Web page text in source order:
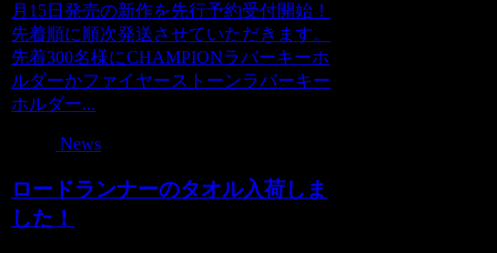
月15日発売の新作を先行予約受付開始！
先着順に順次発送させていただきます。
先着300名様にCHAMPIONラバーキーホ
ルダーかファイヤーストーンラバーキー
ホルダー...
News
ロードランナーのタオル入荷しま
した！